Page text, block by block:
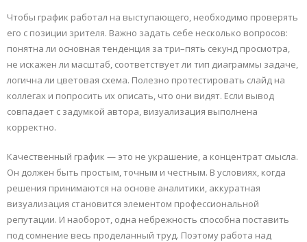
Чтобы график работал на выступающего, необходимо проверять
его с позиции зрителя. Важно задать себе несколько вопросов:
понятна ли основная тенденция за три–пять секунд просмотра,
не искажен ли масштаб, соответствует ли тип диаграммы задаче,
логична ли цветовая схема. Полезно протестировать слайд на
коллегах и попросить их описать, что они видят. Если вывод
совпадает с задумкой автора, визуализация выполнена
корректно.
Качественный график — это не украшение, а концентрат смысла.
Он должен быть простым, точным и честным. В условиях, когда
решения принимаются на основе аналитики, аккуратная
визуализация становится элементом профессиональной
репутации. И наоборот, одна небрежность способна поставить
под сомнение весь проделанный труд. Поэтому работа над